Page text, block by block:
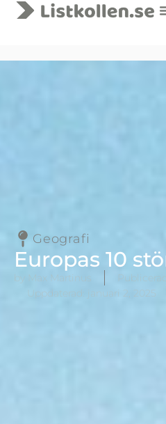
Geografi
Europas 10
by Max Martinus
Uppdaterad: januari 2, 2025